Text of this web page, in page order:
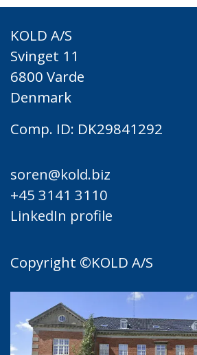
KOLD A/S​
Svinget 11
6800 Varde
Denmark
Comp. ID: DK29841292
soren@kold.biz
+45 3141 3110​​
LinkedIn profile​
Copyright ©KOLD A/S